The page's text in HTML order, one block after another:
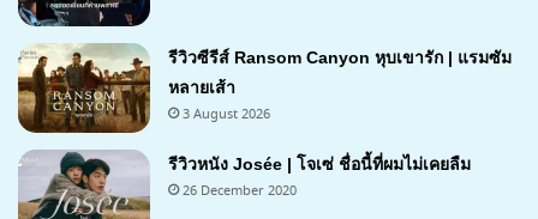
7.1
รีวิวซีรีส์ Ransom Canyon หุบเขารัก | แรมซัม
หลายเส้า
3 August 2026
รีวิวหนัง Josée | โจเซ่ ชื่อนี้ที่ผมไม่เคยลืม
26 December 2020